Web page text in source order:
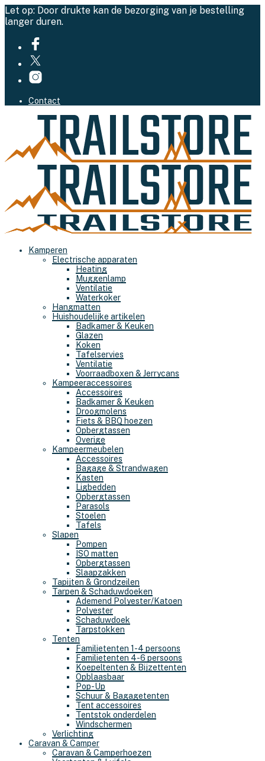
Let op: Door drukte kan de bezorging van je bestelling
langer duren.
Contact
Kamperen
Electrische apparaten
Heating
Muggenlamp
Ventilatie
Waterkoker
Hangmatten
Huishoudelijke artikelen
Badkamer & Keuken
Glazen
Koken
Tafelservies
Ventilatie
Voorraadboxen & Jerrycans
Kampeeraccessoires
Accessoires
Badkamer & Keuken
Droogmolens
Fiets & BBQ hoezen
Opbergtassen
Overige
Kampeermeubelen
Accessoires
Bagage & Strandwagen
Kasten
Ligbedden
Opbergtassen
Parasols
Stoelen
Tafels
Slapen
Pompen
ISO matten
Opbergtassen
Slaapzakken
Tapijten & Grondzeilen
Tarpen & Schaduwdoeken
Ademend Polyester/Katoen
Polyester
Schaduwdoek
Tarpstokken
Tenten
Familietenten 1-4 persoons
Familietenten 4-6 persoons
Koepeltenten & Bijzettenten
Opblaasbaar
Pop-Up
Schuur & Bagagetenten
Tent accessoires
Tentstok onderdelen
Windschermen
Verlichting
Caravan & Camper
Caravan & Camperhoezen